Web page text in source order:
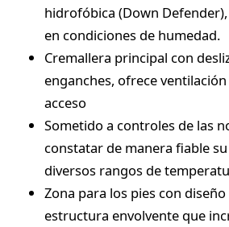
hidrofóbica (Down
en condiciones de humedad.
Cremallera principal con
enganches, ofrece
acceso
Sometido a controles de las
constatar de manera fiable
diversos rangos de
Zona para los pies con
estructura envolvente que